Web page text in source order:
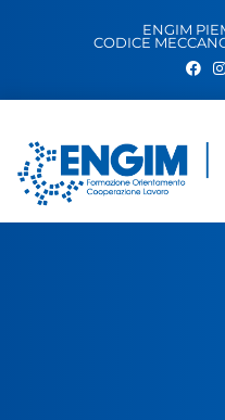
ENGIM
CODICE